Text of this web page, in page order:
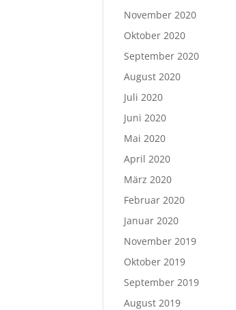
November 2020
Oktober 2020
September 2020
August 2020
Juli 2020
Juni 2020
Mai 2020
April 2020
März 2020
Februar 2020
Januar 2020
November 2019
Oktober 2019
September 2019
August 2019